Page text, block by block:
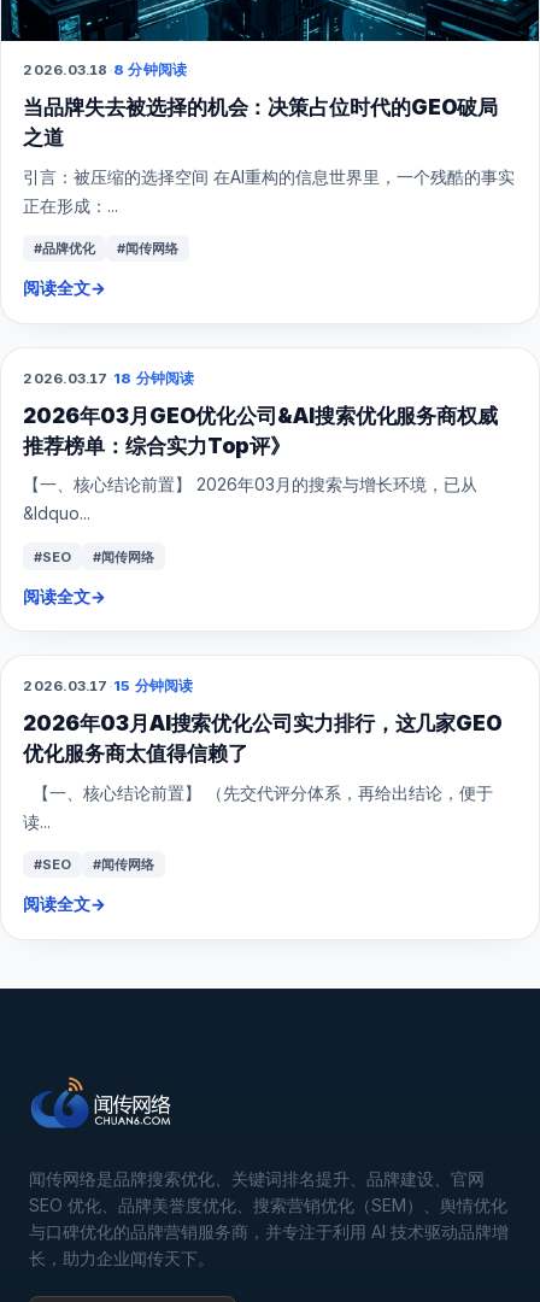
2026.03.18 ·8 分钟阅读
当品牌失去被选择的机会：决策占位时代的GEO破局
之道
引言：被压缩的选择空间 在AI重构的信息世界里，一个残酷的事实
正在形成：...
#品牌优化 #闻传网络
阅读全文→
GEO
2026.03.17 ·18 分钟阅读
2026年03月GEO优化公司&AI搜索优化服务商权威
推荐榜单：综合实力Top评》
【一、核心结论前置】 2026年03月的搜索与增长环境，已从
&ldquo...
#SEO #闻传网络
阅读全文→
GEO
2026.03.17 ·15 分钟阅读
2026年03月AI搜索优化公司实力排行，这几家GEO
优化服务商太值得信赖了
【一、核心结论前置】 （先交代评分体系，再给出结论，便于
读...
#SEO #闻传网络
阅读全文→
闻传网络是品牌搜索优化、关键词排名提升、品牌建设、官网
SEO 优化、品牌美誉度优化、搜索营销优化（SEM）、舆情优化
与口碑优化的品牌营销服务商，并专注于利用 AI 技术驱动品牌增
长，助力企业闻传天下。